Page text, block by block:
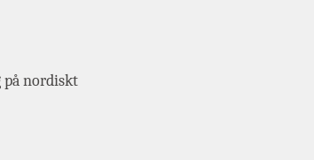
nordiskt